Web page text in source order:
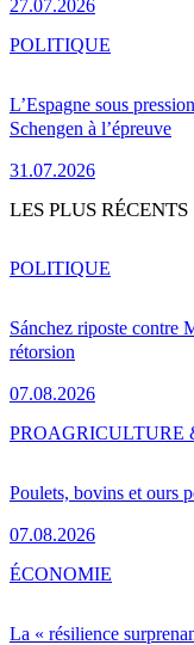
27.07.2026
L’Espagne sous
Schengen à l’épreuve
31.07.2026
POLITIQUE
LES PLUS RÉCENTS
Sánchez riposte contre
rétorsion
07.08.2026
POLITIQUE
Poulets, bovins et ours
07.08.2026
PROAGRICULTURE
La « résilience
ÉCONOMIE